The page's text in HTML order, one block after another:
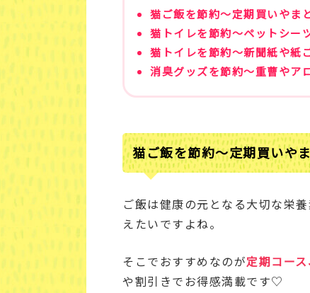
猫ご飯を節約～定期買いやま
猫トイレを節約～ペットシー
猫トイレを節約～新聞紙や紙
消臭グッズを節約～重曹やア
猫ご飯を節約～定期買いや
ご飯は健康の元となる大切な栄
えたいですよね。
そこでおすすめなのが定期コー
や割引きでお得感満載です♡